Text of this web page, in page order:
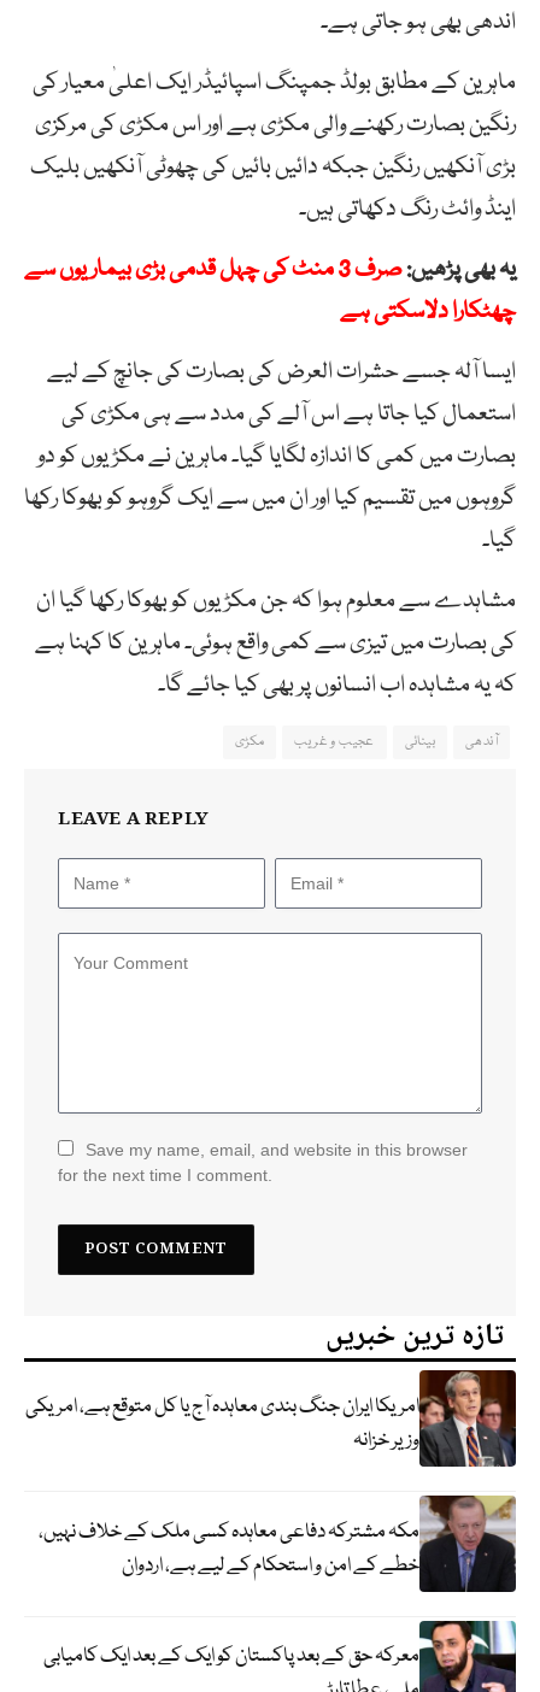
اندھی بھی ہو جاتی ہے۔
ماہرین کے مطابق بولڈ جمپنگ اسپائیڈر ایک اعلیٰ معیار کی
رنگین بصارت رکھنے والی مکڑی ہے اور اس مکڑی کی مرکزی
بڑی آنکھیں رنگین جبکہ دائیں بائیں کی چھوٹی آنکھیں بلیک
اینڈ وائٹ رنگ دکھاتی ہیں۔
یہ بھی پڑھیں:
صرف 3 منٹ کی چہل قدمی بڑی بیماریوں سے
چھٹکارا دلاسکتی ہے
ایسا آلہ جسے حشرات العرض کی بصارت کی جانچ کے لیے
استعمال کیا جاتا ہے اس آلے کی مدد سے ہی مکڑی کی
بصارت میں کمی کا اندازہ لگایا گیا۔ ماہرین نے مکڑیوں کو دو
گروہوں میں تقسیم کیا اور ان میں سے ایک گروہو کو بھوکا رکھا
گیا۔
مشاہدے سے معلوم ہوا کہ جن مکڑیوں کو بھوکا رکھا گیا ان
کی بصارت میں تیزی سے کمی واقع ہوئی۔ ماہرین کا کہنا ہے
کہ یہ مشاہدہ اب انسانوں پر بھی کیا جائے گا۔
آندھی بینائی عجیب و غریب مکڑی
LEAVE A REPLY
Save my name, email, and website in this browser
for the next time I comment.
تازہ ترین خبریں
امریکا ایران جنگ بندی معاہدہ آج یا کل متوقع ہے، امریکی
وزیر خزانہ
مکہ مشترکہ دفاعی معاہدہ کسی ملک کے خلاف نہیں،
خطے کے امن و استحکام کے لیے ہے، اردوان
معرکہ حق کے بعد پاکستان کو ایک کے بعد ایک کامیابی